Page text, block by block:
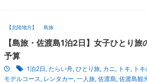
【北陸地方】 島旅
【島旅・佐渡島1泊2日】女子ひとり
予算
1泊2日 , たらい舟, ひとり旅, カニ, トキ, ト
モデルコース, レンタカー, 一人旅, 佐渡島, 佐渡島観